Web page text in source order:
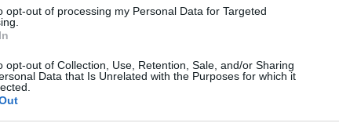
opt-out of processing my Personal Data for Targeted
opt-out of Collection, Use, Retention, Sale, and/or Sharing
Data that Is Unrelated with the Purposes for which it
épül. A szabadulószobák mellett bár,
is kapcsolódik a helyhez. Ez a hibrid
ihatnak, és akár egész estés társasági programmá
és tréningek esetében lehet fontos, ahol a közös
része az élménynek.